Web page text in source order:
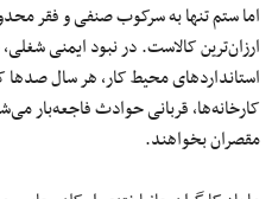
اما ستم تنها به سرکوب صنفی و فقر
ارزان‌ترین کالاست. در نبود ایمنی
استانداردهای محیط کار، هر سال صدها
کارخانه‌ها، قربانی حوادث فاجعه‌بار
مقصران بخواهند.